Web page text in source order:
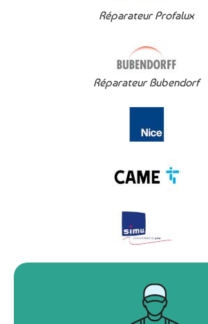
Réparateur Profalux
Réparateur Bubendorf